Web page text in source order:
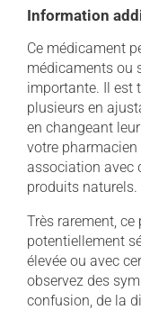
Information
Ce médicament
médicaments ou
importante. Il est
plusieurs en
en changeant
votre
association avec
produits naturels.
Très rarement,
potentiellement
élevée ou avec
observez des
confusion, de la